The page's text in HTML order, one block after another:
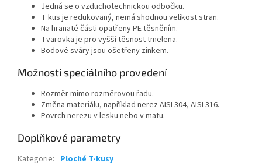
Jedná se o vzduchotechnickou odbočku.
T kus je redukovaný, nemá shodnou velikost stran.
Na hranaté části opatřeny PE těsněním.
Tvarovka je pro vyšší těsnost tmelena.
Bodové sváry jsou ošetřeny zinkem.
Možnosti speciálního provedení
Rozměr mimo rozměrovou řadu.
Změna materiálu, například nerez AISI 304, AISI 316.
Povrch nerezu v lesku nebo v matu.
Doplňkové parametry
Kategorie: Ploché T-kusy